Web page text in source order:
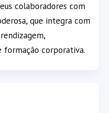
colaboradores com
que integra com
corporativa.